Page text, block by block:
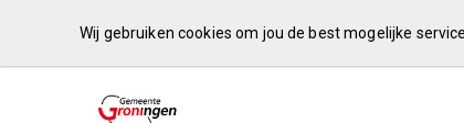
Wij gebruiken cookies om jou de best mogelijke